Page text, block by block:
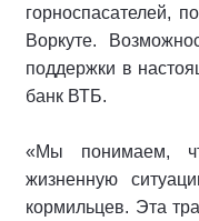
горноспасателей,
Воркуте.
поддержки в
банк ВТБ.
«Мы понимаем,
жизненную
кормильцев. Эта